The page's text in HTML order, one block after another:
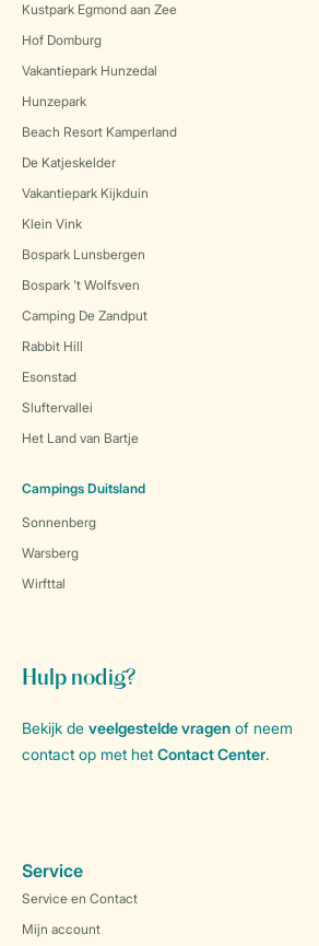
Kustpark Egmond aan Zee
Hof Domburg
Vakantiepark Hunzedal
Hunzepark
Beach Resort Kamperland
De Katjeskelder
Vakantiepark Kijkduin
Klein Vink
Bospark Lunsbergen
Bospark 't Wolfsven
Camping De Zandput
Rabbit Hill
Esonstad
Sluftervallei
Het Land van Bartje
Campings Duitsland
Sonnenberg
Warsberg
Wirfttal
Hulp nodig?
Bekijk de veelgestelde vragen of neem
contact op met het Contact Center.
Service
Service en Contact
Mijn account